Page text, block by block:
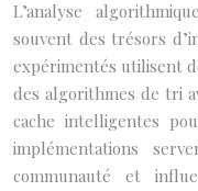
L’analyse
souvent des trésors
expérimentés utilisent
des algorithmes de tri
cache intelligentes
implémentations
communauté et